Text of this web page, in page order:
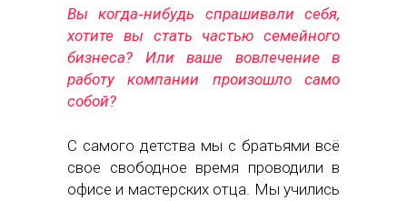
Вы когда‑нибудь спрашивали себя,
хотите вы стать частью семейного
бизнеса? Или ваше вовлечение в
работу компании произошло само
собой?
С самого детства мы с братьями всё
свое свободное время проводили в
офисе и мастерских отца. Мы учились